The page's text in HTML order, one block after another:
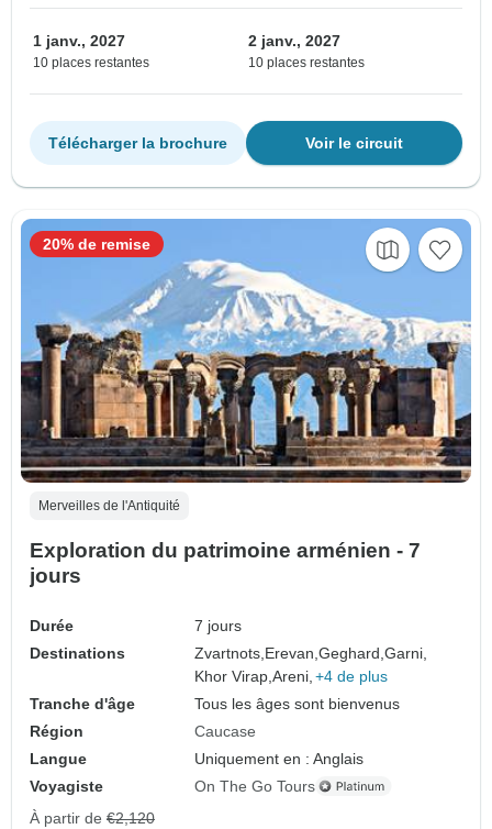
1 janv., 2027
10 places restantes
2 janv., 2027
10 places restantes
Voir le circuit
Télécharger la brochure
Merveilles de l'Antiquité
Exploration du patrimoine arménien - 7
jours
Durée
7 jours
Destinations
Zvartnots, Erevan,Geghard,Garni,
Khor Virap,Areni, +4 de plus
Tranche d'âge
Tous les âges sont bienvenus
Région
Caucase
Langue
Uniquement en : Anglais
Voyagiste
On The Go Tours
20% de remise
À partir de €2,120